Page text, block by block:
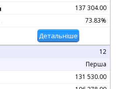
137 304.00
73.83%
Детальніше
12
Перша
131 530.00